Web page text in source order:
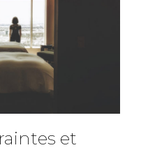
et